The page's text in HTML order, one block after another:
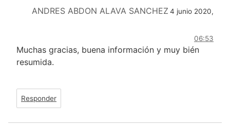
ANDRES ABDON ALAVA SANCHEZ 4 junio 2020,
06:53
Muchas gracias, buena información y muy bién
resumida.
Responder